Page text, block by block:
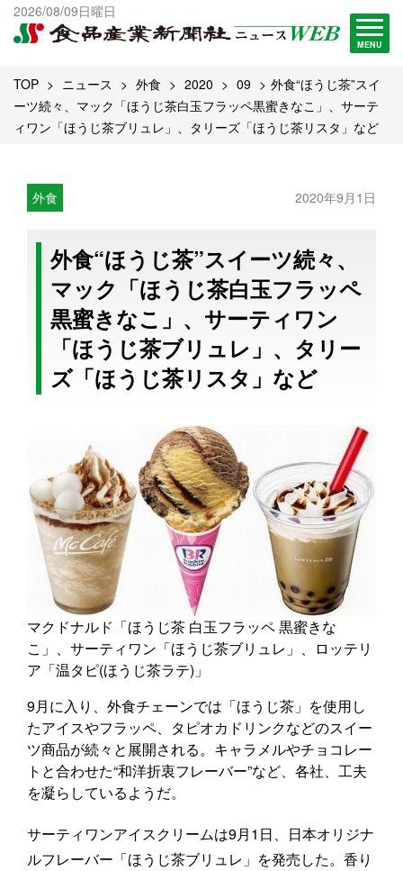
2026/08/09日曜日
MENU
出版物一覧へ
試読・購読申し込み
TOP ニュース 外食 2020 09
外食“ほうじ茶”スイ
ーツ続々、マック「ほうじ茶白玉フラッペ黒蜜きなこ」、サーテ
ィワン「ほうじ茶ブリュレ」、タリーズ「ほうじ茶リスタ」など
外食 2020年9月1日
外食“ほうじ茶”スイーツ続々、
マック「ほうじ茶白玉フラッペ
黒蜜きなこ」、サーティワン
「ほうじ茶ブリュレ」、タリー
ズ「ほうじ茶リスタ」など
マクドナルド「ほうじ茶 白玉フラッペ 黒蜜きな
こ」、サーティワン「ほうじ茶ブリュレ」、ロッテリ
ア「温タピ(ほうじ茶ラテ)」
9月に入り、外食チェーンでは「ほうじ茶」を使用し
たアイスやフラッペ、タピオカドリンクなどのスイー
ツ商品が続々と展開される。キャラメルやチョコレー
トと合わせた“和洋折衷フレーバー”など、各社、工夫
を凝らしているようだ。
サーティワンアイスクリームは9月1日、日本オリジナ
ルフレーバー「ほうじ茶ブリュレ」を発売した。香り